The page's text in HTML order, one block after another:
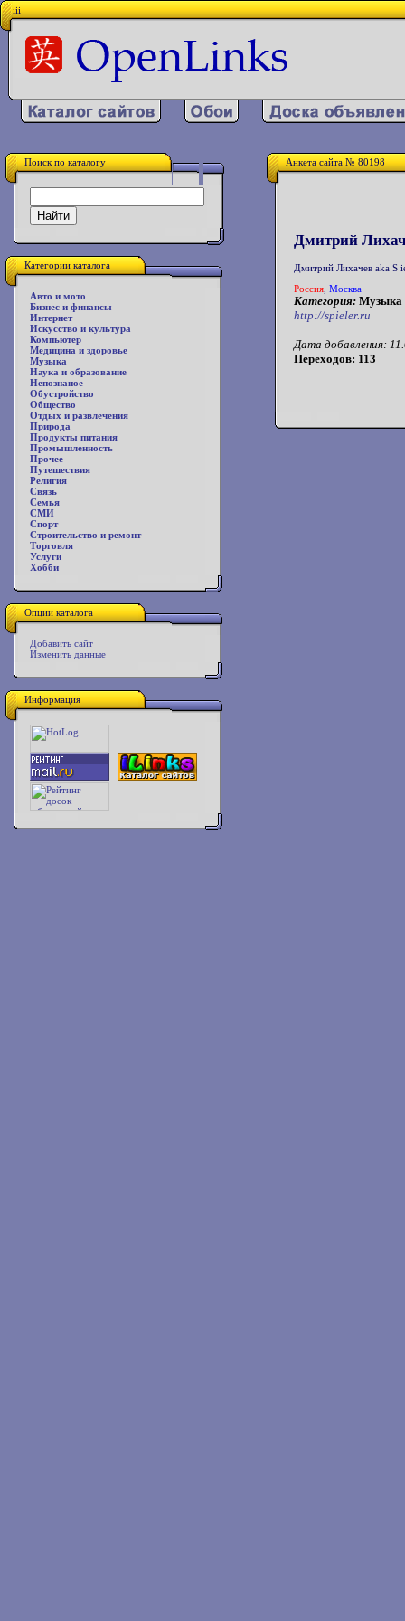
iii
Поиск по каталогу
Категории каталога
Авто и мото
Бизнес и финансы
Интернет
Искусство и культура
Компьютер
Медицина и здоровье
Музыка
Наука и образование
Непознаное
Обустройство
Общество
Отдых и развлечения
Природа
Продукты питания
Промышленность
Прочее
Путешествия
Религия
Связь
Семья
СМИ
Спорт
Строительство и ремонт
Торговля
Услуги
Хобби
Опции каталога
Добавить сайт
Изменить данные
Информация
Анкета сайта № 80198
Дмитрий
Дмитрий Лихачев aka S
Россия Москва
Категория: Музыка
http://spieler.ru
Дата добавления:
Переходов: 113